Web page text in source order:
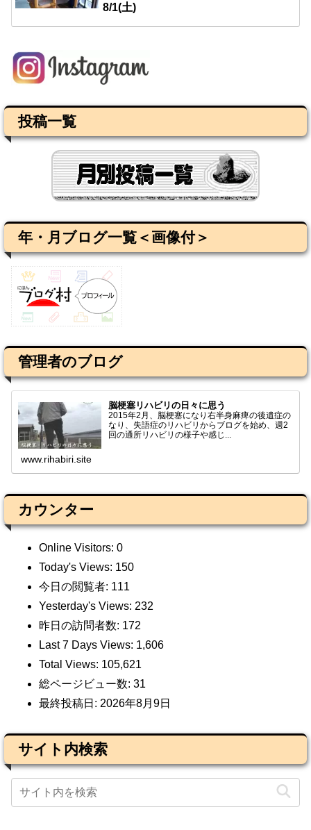
8/1(土)
投稿一覧
年・月ブログ一覧＜画像付＞
管理者のブログ
脳梗塞リハビリの日々に思う
2015年2月、脳梗塞になり右半身麻痺の後遺症の
なり、失語症のリハビリからブログを始め、週2
回の通所リハビリの様子や感じ...
www.rihabiri.site
カウンター
Online Visitors: 0
Today's Views: 150
今日の閲覧者: 111
Yesterday's Views: 232
昨日の訪問者数: 172
Last 7 Days Views: 1,606
Total Views: 105,621
総ページビュー数: 31
最終投稿日: 2026年8月9日
サイト内検索